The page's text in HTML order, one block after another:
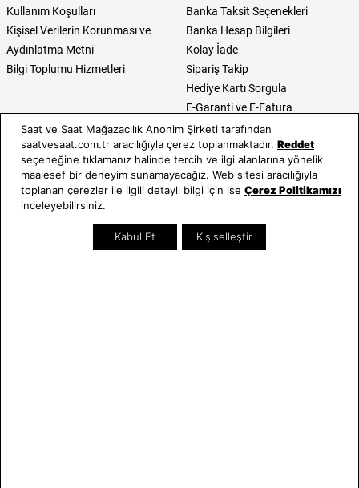
Kullanım Koşulları
Kişisel Verilerin Korunması ve
Aydınlatma Metni
Bilgi Toplumu Hizmetleri
Banka Taksit Seçenekleri
Banka Hesap Bilgileri
Kolay İade
Sipariş Takip
Hediye Kartı Sorgula
E-Garanti ve E-Fatura
Kullanım Kılavuzları
Saat ve Saat
Hakkımızda
Neden Saat ve Saat
Kategoriler
Erkek Saat
Tüm Ürünler
Takı & Aksesuar
Saat ve Saat Mağazacılık Anonim Şirketi tarafından
saatvesaat.com.tr aracılığıyla çerez toplanmaktadır. Reddet
seçeneğine tıklamanız halinde tercih ve ilgi alanlarına yönelik
maalesef bir deneyim sunamayacağız. Web sitesi aracılığıyla
toplanan çerezler ile ilgili detaylı bilgi için ise Çerez Politikamızı
inceleyebilirsiniz.
Kabul Et Kişiselleştir